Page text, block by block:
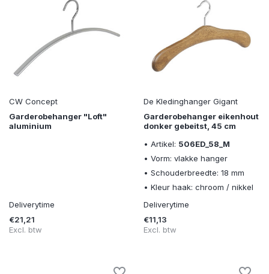
CW Concept
Garderobehanger "Loft"
aluminium
Deliverytime
€21,21
Excl. btw
De Kledinghanger Gigant
Garderobehanger eikenhout
donker gebeitst, 45 cm
• Artikel: 506ED_58_M
• Vorm: vlakke hanger
• Schouderbreedte: 18 mm
• Kleur haak: chroom / nikkel
Deliverytime
€11,13
Excl. btw